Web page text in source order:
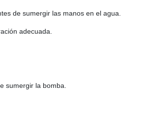
de sumergir las manos en el agua.
adecuada.
sumergir la bomba.